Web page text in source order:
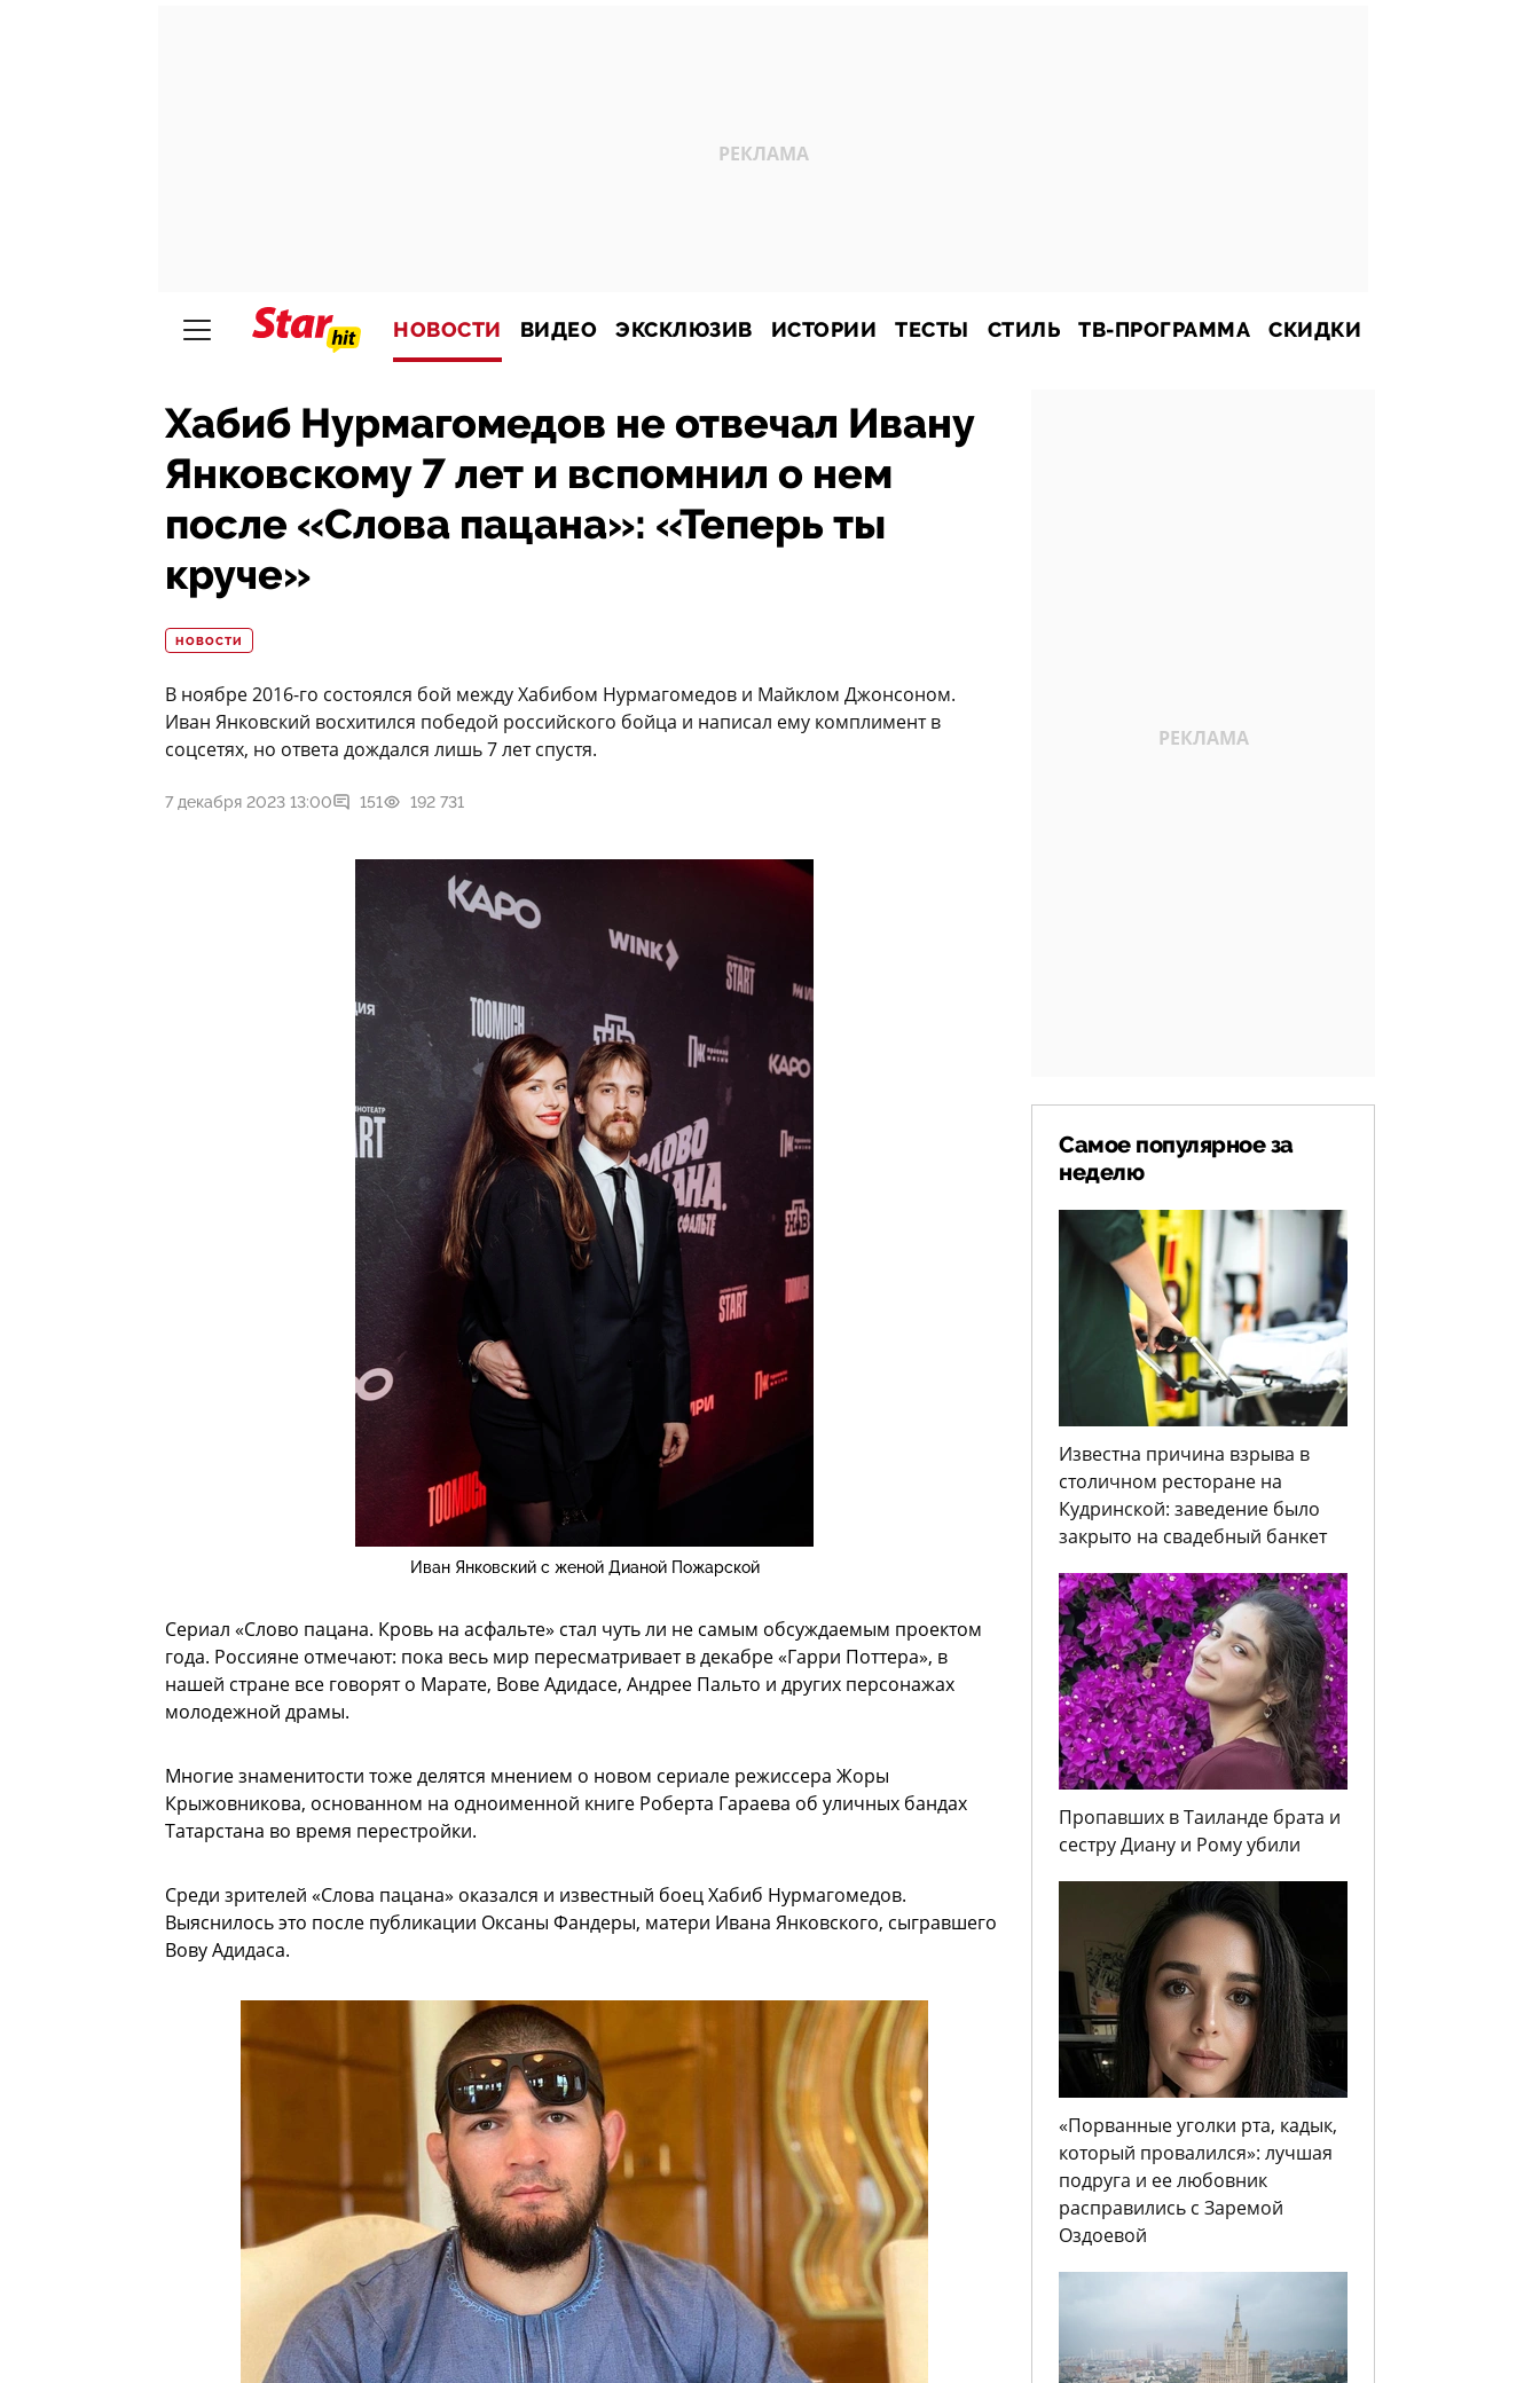
НОВОСТИ ВИДЕО ЭКСКЛЮЗИВ ИСТОРИИ ТЕСТЫ СТИЛЬ ТВ-ПРОГРАММА СКИДКИ
Хабиб Нурмагомедов не отвечал Ивану
Янковскому 7 лет и вспомнил о нем
после «Слова пацана»: «Теперь ты
круче»
НОВОСТИ
В ноябре 2016-го состоялся бой между Хабибом Нурмагомедов и Майклом Джонсоном.
Иван Янковский восхитился победой российского бойца и написал ему комплимент в
соцсетях, но ответа дождался лишь 7 лет спустя.
7 декабря 2023 13:00 151 192 731
Иван Янковский с женой Дианой Пожарской
Сериал «Слово пацана. Кровь на асфальте» стал чуть ли не самым обсуждаемым проектом
года. Россияне отмечают: пока весь мир пересматривает в декабре «Гарри Поттера», в
нашей стране все говорят о Марате, Вове Адидасе, Андрее Пальто и других персонажах
молодежной драмы.
Многие знаменитости тоже делятся мнением о новом сериале режиссера Жоры
Крыжовникова, основанном на одноименной книге Роберта Гараева об уличных бандах
Татарстана во время перестройки.
Среди зрителей «Слова пацана» оказался и известный боец Хабиб Нурмагомедов.
Выяснилось это после публикации Оксаны Фандеры, матери Ивана Янковского, сыгравшего
Вову Адидаса.
Самое популярное за
неделю
Известна причина взрыва в
столичном ресторане на
Кудринской: заведение было
закрыто на свадебный банкет
Пропавших в Таиланде брата и
сестру Диану и Рому убили
«Порванные уголки рта, кадык,
который провалился»: лучшая
подруга и ее любовник
расправились с Заремой
Оздоевой